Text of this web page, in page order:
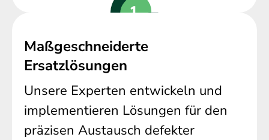
Maßgeschneiderte
Ersatzlösungen
Unsere Experten entwickeln und
implementieren Lösungen für den
präzisen Austausch defekter